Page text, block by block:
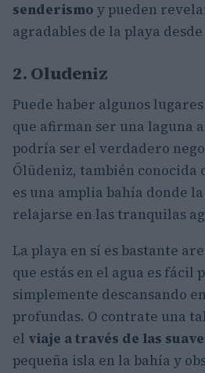
senderismo y pueden
agradables de la playa
2. Oludeniz
Puede haber algunos
que afirman ser una laguna
podría ser el verdadero
Ölüdeniz, también conocida
es una amplia bahía donde
relajarse en las tranquilas
La playa en sí es bastante
que estás en el agua es fácil
simplemente descansando
profundas. O contrate una
el viaje a través de las
pequeña isla en la bahía y